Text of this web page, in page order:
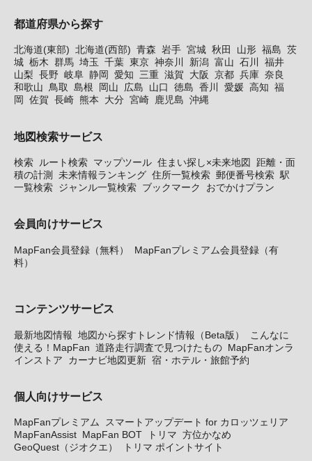
都道府県から探す
北海道(東部) 北海道(西部) 青森 岩手 宮城 秋田 山形 福島 茨
城 栃木 群馬 埼玉 千葉 東京 神奈川 新潟 富山 石川
福井
山梨 長野 岐阜 静岡 愛知 三重 滋賀 大阪 京都 兵庫 奈良
和歌山 鳥取 島根 岡山 広島 山口 徳島 香川 愛媛 高知 福
岡
佐賀 長崎 熊本 大分 宮崎 鹿児島 沖縄
地図検索サービス
検索 ルート検索 マップツール 住まい探し×未来地図
距離・面
積の計測
未来情報ランキング 住所一覧検索 郵便番号検索 駅
一覧検索 ジャンル一覧検索 ブックマーク おでかけプラン
会員向けサービス
MapFan会員登録（無料）
MapFanプレミアム会員登録（有
料）
コンテンツサービス
最新地図情報 地図から探すトレンド情報（Beta版）
こんなに
使える！MapFan 道路走行調査で見つけたもの MapFanオンラ
インストア
カーナビ地図更新 宿・ホテル・旅館予約
個人向けサービス
MapFanプレミアム
スマートアップデート for カロッツェリア
MapFanAssist MapFan BOT トリマ 方位かなめ
GeoQuest（ジオクエ）
トリマ ポイントサイト